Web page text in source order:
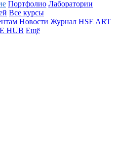
Портфолио Лаборатории
Все курсы
Новости Журнал HSE ART
HUB Ещё